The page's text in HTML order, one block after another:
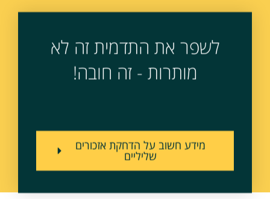
לשפר את התדמית זה לא
מותרות - זה חובה!
מידע חשוב על הדחקת אזכורים
שליליים